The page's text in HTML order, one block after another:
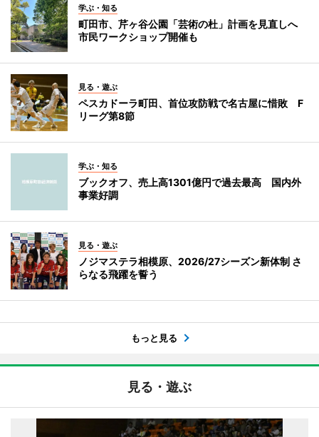
学ぶ・知る
町田市、芹ヶ谷公園「芸術の杜」計画を見直しへ
市民ワークショップ開催も
見る・遊ぶ
ペスカドーラ町田、首位攻防戦で名古屋に惜敗 F
リーグ第8節
学ぶ・知る
ブックオフ、売上高1301億円で過去最高 国内外
事業好調
見る・遊ぶ
ノジマステラ相模原、2026/27シーズン新体制 さ
らなる飛躍を誓う
もっと見る
見る・遊ぶ